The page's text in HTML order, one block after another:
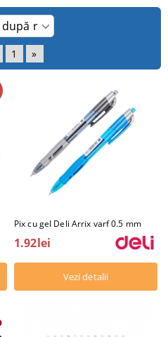
1 »
Pix cu gel Deli Arrix varf 0.5 mm
1.92lei
Vezi detalii